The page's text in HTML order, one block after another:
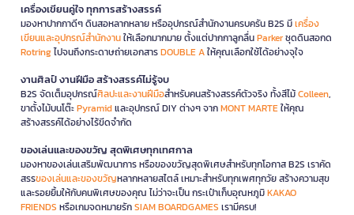
เครื่องเขียนคู่ใจ ทุกการสร้างสรรค์
มองหาปากกาดีๆ ดินสอหลากหลาย หรืออุปกรณ์สำนักงานครบครัน B2S มีเครื่อง
เขียนและอุปกรณ์สำนักงานให้เลือกมากมาย ตั้งแต่ปากกาลูกลื่นParkerชุดดินสอกด
Rotringไปจนถึงกระดาษถ่ายเอกสารDOUBLE Aให้คุณเลือกใช้ได้อย่างจุใจ
งานศิลป์ งานฝีมือ สร้างสรรค์ไม่รู้จบ
B2S จัดเต็มอุปกรณ์ศิลปะและงานฝีมือสำหรับคนสร้างสรรค์ตัวจริง ทั้งสีไม้Colleen,
ขาตั้งไม้บนโต๊ะPyramidและอุปกรณ์ DIY ต่างๆ จากMONT MARTEให้คุณ
สร้างสรรค์ได้อย่างไร้ขีดจำกัด
ของเล่นและของขวัญ สุดพิเศษทุกเทศกาล
มองหาของเล่นเสริมพัฒนาการ หรือของขวัญสุดพิเศษสำหรับทุกโอกาส B2S เราคัด
สรรของเล่นและของขวัญหลากหลายสไตล์ เหมาะสำหรับทุกเพศทุกวัย สร้างความสุข
และรอยยิ้มให้กับคนพิเศษของคุณ ไม่ว่าจะเป็น กระเป๋าเก็บอุณหภูมิKAKAO
FRIENDS หรือเกมจดหมายรักSIAM BOARDGAMES เรามีครบ!